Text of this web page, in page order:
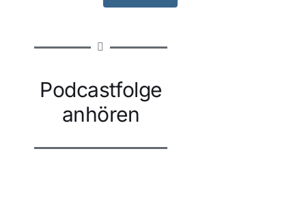
Podcastfolge
anhören